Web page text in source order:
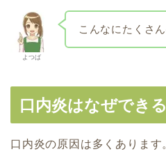
よつば
こんなにたくさ
口内炎はなぜでき
口内炎の原因は多くあります